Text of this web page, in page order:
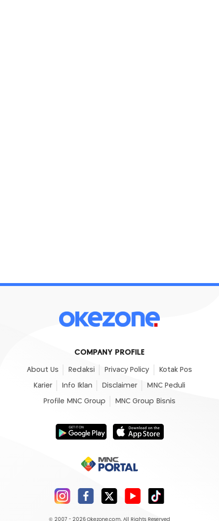
COMPANY PROFILE
About Us Redaksi Privacy Policy Kotak Pos
Karier Info Iklan Disclaimer MNC Peduli
Profile MNC Group MNC Group Bisnis
© 2007 - 2026 Okezone.com, All Rights Reserved